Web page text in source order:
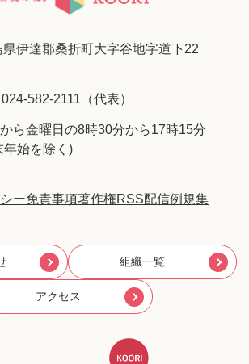
伊達郡桑折町大字谷地字道下22
582-2111（代表）
ら金曜日の8時30分から17時15分
年始を除く)
ー免責事項著作権RSS配信例規集
組織一覧
アクセス